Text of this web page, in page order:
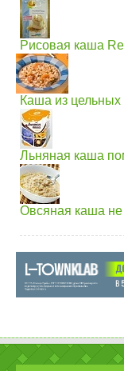
Рисовая каша
Каша из цельных
Льняная каша
Овсяная каша не